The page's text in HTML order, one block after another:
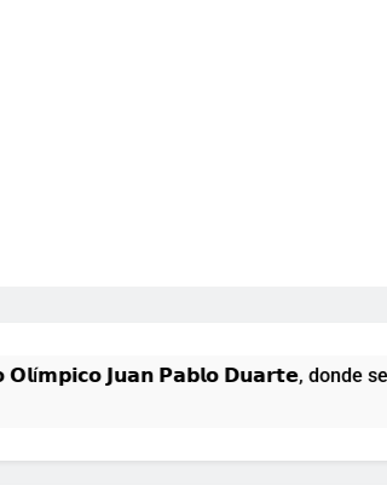
𝗗𝘂𝗮𝗿𝘁𝗲, donde se desarrolla la